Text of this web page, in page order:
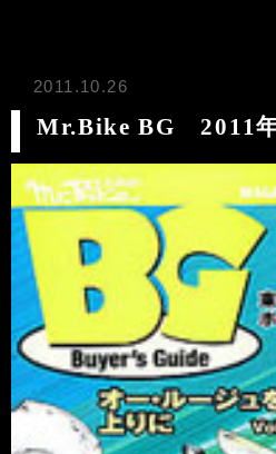
2011.10.26
Mr.Bike BG 2011年